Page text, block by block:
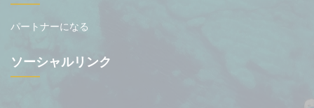
パートナーになる
ソーシャルリンク